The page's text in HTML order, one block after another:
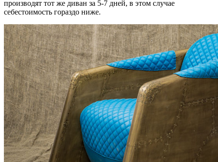
производят тот же диван за 5-7 дней, в этом случае
себестоимость гораздо ниже.